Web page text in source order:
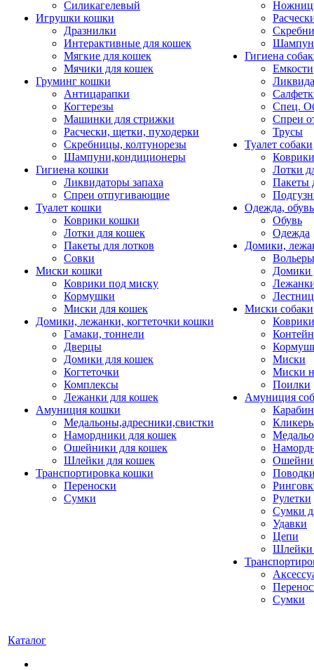
Силикагелевый
Игрушки кошки
Дразнилки
Интерактивные для кошек
Мягкие для кошек
Мячики для кошек
Груминг кошки
Антицарапки
Когтерезы
Машинки для стрижки
Расчески, щетки, пуходерки
Скребницы, колтунорезы
Шампуни,кондиционеры
Гигиена кошки
Ликвидаторы запаха
Спреи отпугивающие
Туалет кошки
Коврики кошки
Лотки для кошек
Пакеты для лотков
Совки
Миски кошки
Коврики под миску
Кормушки
Миски для кошек
Домики, лежанки, когтеточки кошки
Гамаки, тоннели
Дверцы
Домики для кошек
Когтеточки
Комплексы
Лежанки для кошек
Амуниция кошки
Медальоны,адресники,свистки
Намордники для кошек
Ошейники для кошек
Шлейки для кошек
Транспортировка кошки
Переноски
Сумки
Гигиена
Емкости
Спец.
Спреи
Трусы
Туалет собаки
Коврики
Лотки
Пакеты
Одежда, обувь
Обувь
Одежда
Домики,
Домики
Миски собаки
Миски
Миски
Поилки
Амуниция
Рулетки
Сумки
Удавки
Цепи
Шлейки
Сумки
Каталог